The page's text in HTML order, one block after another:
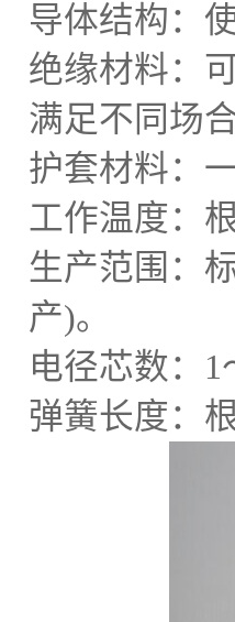
导体结构：
绝缘材料：
满足不同场
护套材料：
工作温度：
生产范围：
产)。
电径芯数：
弹簧长度：